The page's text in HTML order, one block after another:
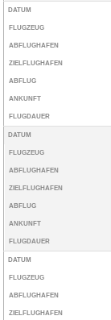
DATUM
FLUGZEUG
ABFLUGHAFEN
ZIELFLUGHAFEN
ABFLUG
ANKUNFT
FLUGDAUER
DATUM
FLUGZEUG
ABFLUGHAFEN
ZIELFLUGHAFEN
ABFLUG
ANKUNFT
FLUGDAUER
DATUM
FLUGZEUG
ABFLUGHAFEN
ZIELFLUGHAFEN